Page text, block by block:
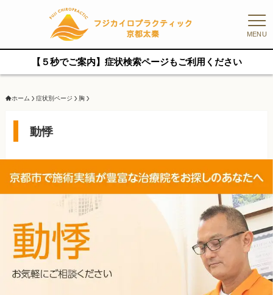
MENU
【５秒でご案内】症状検索ページもご利用ください
ホーム 症状別ページ 胸
動悸